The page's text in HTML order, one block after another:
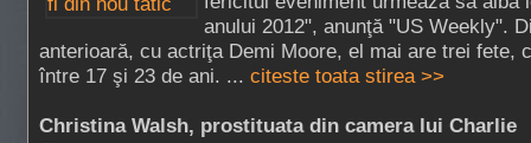
anului 2012", anunţă "US Weekly".
anterioară, cu actriţa Demi Moore, el mai are trei fete,
între 17 şi 23 de ani. ... citeste toata stirea >>
Christina Walsh, prostituata din camera lui Charlie